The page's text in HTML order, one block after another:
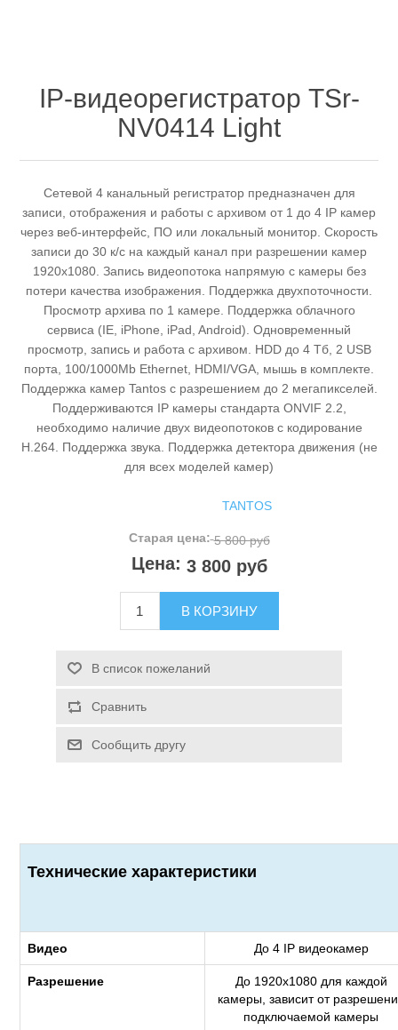
IP-видеорегистратор TSr-
NV0414 Light
Сетевой 4 канальный регистратор предназначен для
записи, отображения и работы с архивом от 1 до 4 IP камер
через веб-интерфейс, ПО или локальный монитор. Скорость
записи до 30 к/с на каждый канал при разрешении камер
1920х1080. Запись видеопотока напрямую с камеры без
потери качества изображения. Поддержка двухпоточности.
Просмотр архива по 1 камере. Поддержка облачного
сервиса (IE, iPhone, iPad, Android). Одновременный
просмотр, запись и работа с архивом. HDD до 4 Тб, 2 USB
порта, 100/1000Mb Ethernet, HDMI/VGA, мышь в комплекте.
Поддержка камер Tantos с разрешением до 2 мегапикселей.
Поддерживаются IP камеры стандарта ONVIF 2.2,
необходимо наличие двух видеопотоков с кодирование
H.264. Поддержка звука. Поддержка детектора движения (не
для всех моделей камер)
TANTOS
Старая цена: 5 800 руб
Цена: 3 800 руб
Технические характеристики
Видео До 4 IP видеокамер
Разрешение
До 1920x1080 для каждой
камеры, зависит от
подключаемой камеры